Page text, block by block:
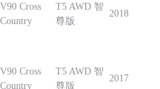
V90 Cross
Country
T5 AWD 智
尊版
2018
V90 Cross
Country
T5 AWD 智
尊版
2017